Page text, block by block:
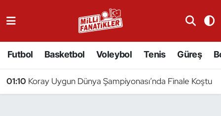
Futbol Basketbol Voleybol Tenis Güreş
01:10 Koray Uygun Dünya Şampiyonası’nda Finale Koştu
Badminton